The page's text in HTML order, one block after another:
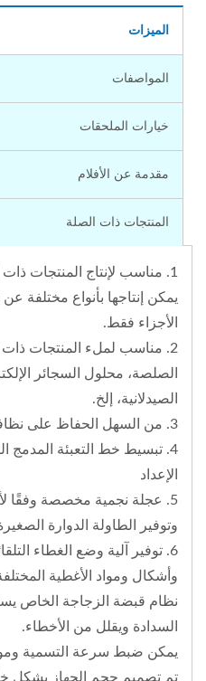
الميزات
المواصفات
خيارات الملحقات
مقدمة عن الأفلام
المنتجات ذات الصلة
1. مناسب لإنتاج المنتجات
يمكن إنتاجها بأنواع مختلفة
الأجزاء فقط.
2. مناسب لملء المنتجات ذات
الصلصة، محلول السجائر
الصيدلانية، إلخ.
3. من السهل الحفاظ على نظافة منطقة العمل أثناء الإنتاج
4. تبسيط خط التعبئة المدمج
الإعداد
5. عجلة نجمية مخصصة وفقًا
وتوفير الطاولة الدوارة
6. توفير آلية وضع الغطاء
وأشكال ومواد الأغطية
نظام قبضة الزجاجة الخاص
السدادة ويقلل من الأخطاء.
يمكن ضبط سرعة التسمية
تم تصميم حجم الجهاز بشكل